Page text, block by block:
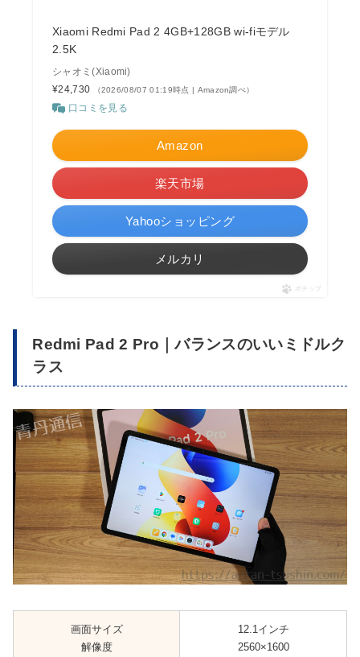
Xiaomi Redmi Pad 2 4GB+128GB wi-fiモデル
2.5K
シャオミ(Xiaomi)
¥24,730
（2026/08/07 01:19時点 | Amazon調べ）
口コミを見る
Amazon
楽天市場
Yahooショッピング
メルカリ
ポチップ
Redmi Pad 2 Pro｜バランスのいいミドルク
ラス
画面サイズ
解像度
12.1インチ
2560×1600